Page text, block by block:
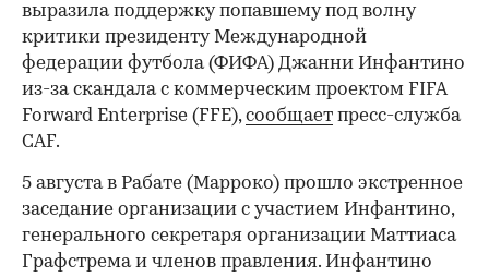
выразила поддержку попавшему под волну
критики президенту Международной
федерации футбола (ФИФА) Джанни Инфантино
из-за скандала с коммерческим проектом FIFA
Forward Enterprise (FFE),сообщает пресс-служба
СAF.
5 августа в Рабате (Марроко) прошло экстренное
заседание организации с участием Инфантино,
генерального секретаря организации Маттиаса
Графстрема и членов правления. Инфантино